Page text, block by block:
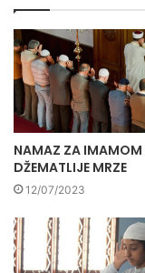
NAMAZ ZA IMAMOM
DŽEMATLIJE MRZE
12/07/2023